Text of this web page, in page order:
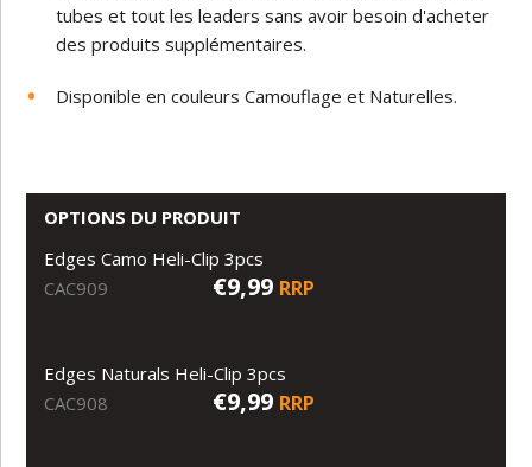
tubes et tout les leaders sans avoir besoin d'acheter
des produits supplémentaires.
Disponible en couleurs Camouflage et Naturelles.
OPTIONS DU PRODUIT
Edges Camo Heli-Clip 3pcs
CAC909
€9,99 RRP
Edges Naturals Heli-Clip 3pcs
CAC908
€9,99 RRP